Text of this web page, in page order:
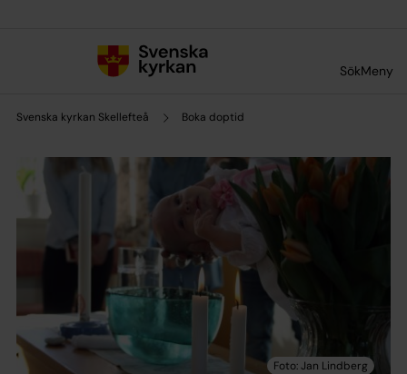
SökMeny
Svenska kyrkan Skellefteå Boka doptid